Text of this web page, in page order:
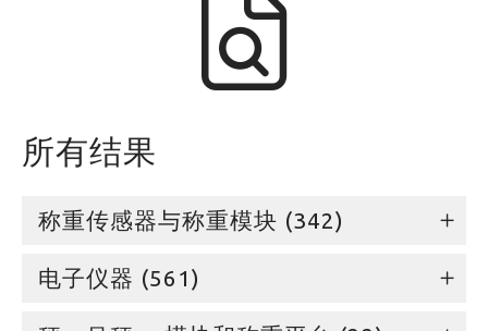
所有结果
称重传感器与称重模块 (342)
电子仪器 (561)